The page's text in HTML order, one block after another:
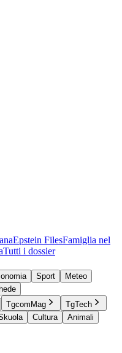
Epstein FilesFamiglia nel
Tutti i dossier
Sport
Meteo
TgcomMag
TgTech
Cultura
Animali